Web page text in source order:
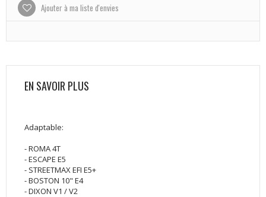
Ajouter à ma liste d'envies
EN SAVOIR PLUS
Adaptable:
- ROMA 4T
- ESCAPE E5
- STREETMAX EFI E5+
- BOSTON 10" E4
- DIXON V1 / V2